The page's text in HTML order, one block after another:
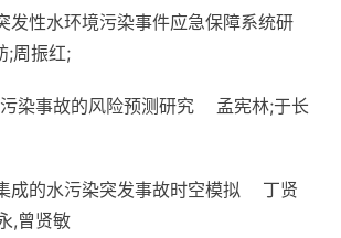
发性水环境污染事件应急保障系统研
;周振红;
染事故的风险预测研究 孟宪林;于长
成的水污染突发事故时空模拟 丁贤
,曾贤敏